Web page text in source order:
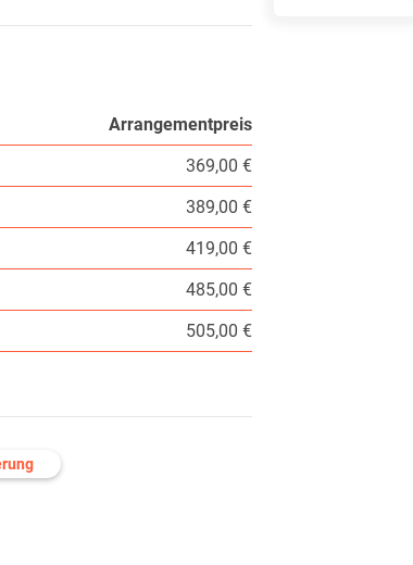
Arrangementpreis
369,00 €
389,00 €
419,00 €
485,00 €
505,00 €